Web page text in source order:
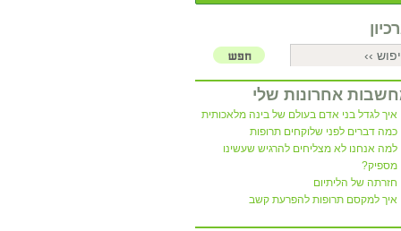
אחרונות שלי
איך לגדל בני אדם בעולם של בינה מלאכותית
כמה דברים לפני שלוקחים תרופות
למה אנחנו לא מצליחים להרגיש שעשינו
מספיק?
חזרתה של הליתיום
איך למקסם תרופות להפרעת קשב